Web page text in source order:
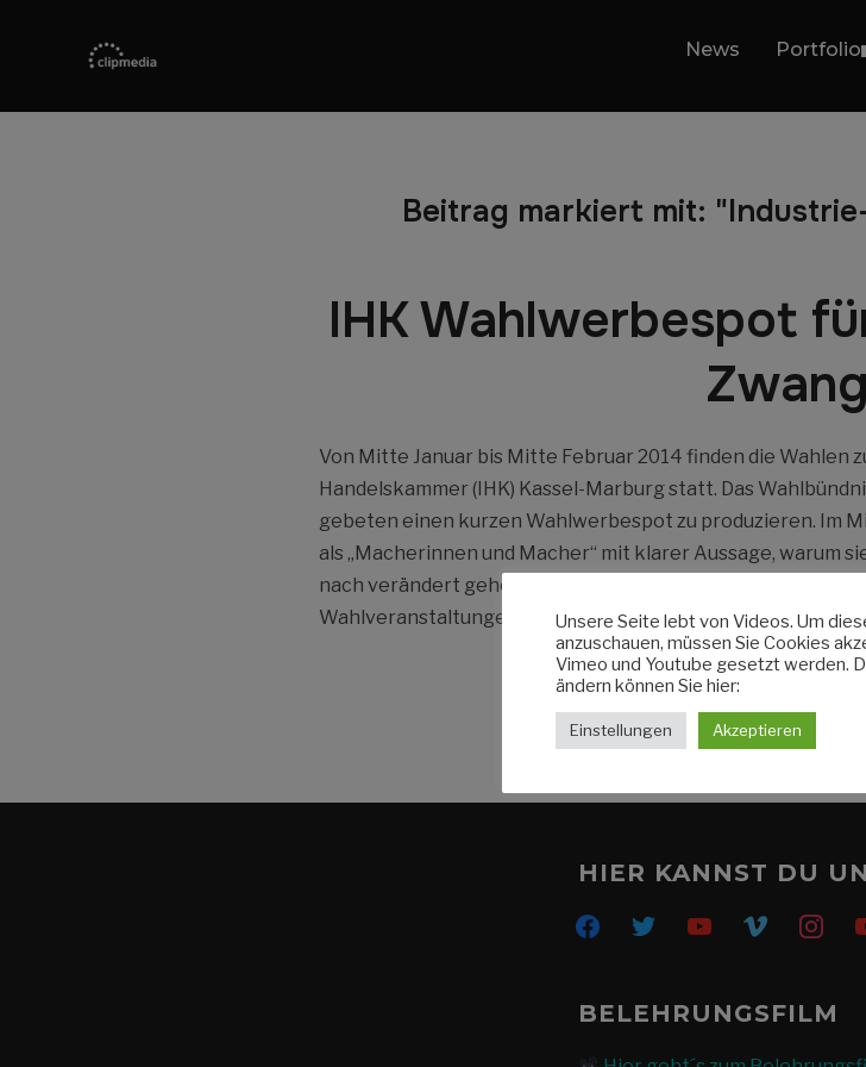
News Portfolio
Beitrag markiert mit:
IHK Wahlwerbespot
Von Mitte Januar bis Mitte Februar 2014 finden die Wahlen
Handelskammer (IHK) Kassel-Marburg statt. Das
gebeten einen kurzen Wahlwerbespot zu produzieren. Im
als „Macherinnen und Macher“ mit klarer Aussage, warum
nach verändert gehört. Der Werbespot wird vor allem in
Wahlveranstaltungen präsentiert.
HIER KANNST DU
facebooktwitter youtubevimeo
BELEHRUNGSFILM
Unsere Seite lebt von Videos. Um
anzuschauen, müssen Sie Cookies
Vimeo und Youtube gesetzt werden.
ändern können Sie hier:
Einstellungen Akzeptieren